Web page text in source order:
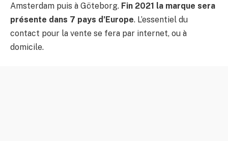
Amsterdam puis à Göteborg. Fin 2021 la marque sera
présente dans 7 pays d’Europe. L’essentiel du
contact pour la vente se fera par internet, ou à
domicile.